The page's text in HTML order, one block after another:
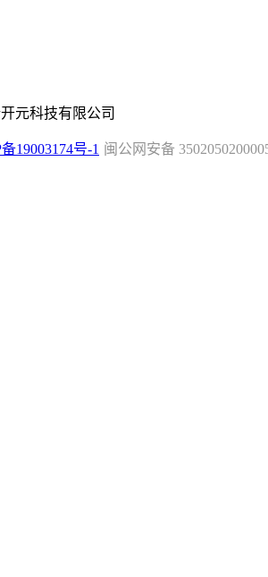
元科技有限公司
闽公网安备
19003174号-1